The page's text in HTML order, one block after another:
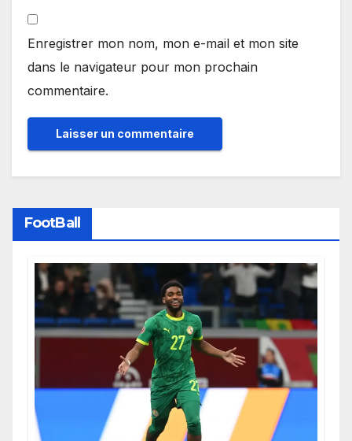
Enregistrer mon nom, mon e-mail et mon site
dans le navigateur pour mon prochain
commentaire.
FootBall